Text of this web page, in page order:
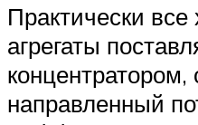
Практически
агрегаты
направленный